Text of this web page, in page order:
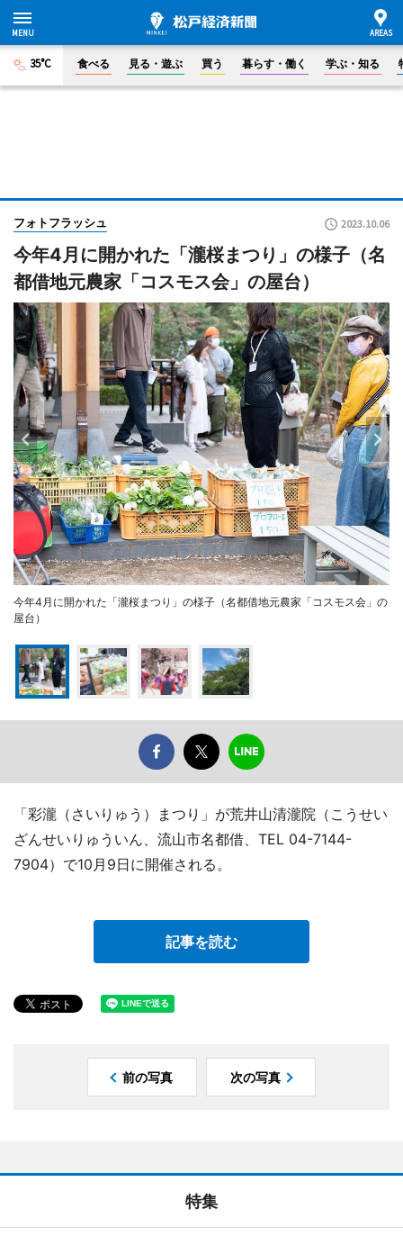
35°C 食べる 見る・遊ぶ 買う 暮らす・働く 学ぶ・知る
フォトフラッシュ 2023.10.06
今年4月に開かれた「瀧桜まつり」の様子（名
都借地元農家「コスモス会」の屋台）
今年4月に開かれた「瀧桜まつり」の様子（名都借地元農家「コスモス会」の
屋台）
「彩瀧（さいりゅう）まつり」が荒井山清瀧院（こうせい
ざんせいりゅういん、流山市名都借、TEL 04-7144-
7904）で10月9日に開催される。
記事を読む
前の写真 次の写真
特集